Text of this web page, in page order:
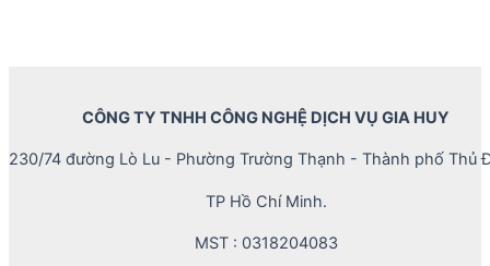
CÔNG TY TNHH CÔNG NGHỆ DỊCH VỤ GIA HUY
230/74 đường Lò Lu - Phường Trường Thạnh - Thành phố Thủ
TP Hồ Chí Minh.
MST : 0318204083